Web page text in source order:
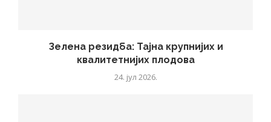
Зелена резидба: Тајна крупнијих и
квалитетнијих плодова
24. јул 2026.